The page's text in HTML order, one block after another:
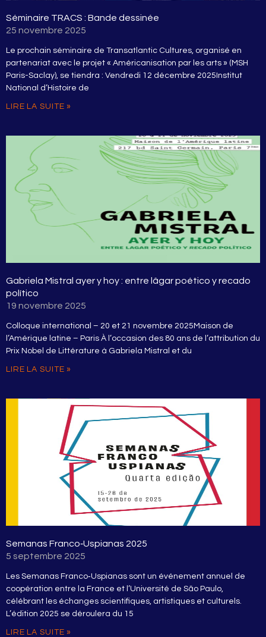
Séminaire TRACS : Bande dessinée
25 novembre 2025
Le prochain séminaire de Transatlantic Cultures, organisé en
partenariat avec le projet « Américanisation par les arts » (MSH
Paris-Saclay), se tiendra : Vendredi 12 décembre 2025Institut
National d’Histoire de
LIRE LA SUITE »
Gabriela Mistral ayer y hoy : entre lâgar poético y recado
político
19 novembre 2025
Colloque international – 20 et 21 novembre 2025Maison de
l’Amérique latine – Paris À l’occasion des 80 ans de l’attribution du
Prix Nobel de Littérature à Gabriela Mistral et du
LIRE LA SUITE »
Semanas Franco‑Uspianas 2025
5 septembre 2025
Les Semanas Franco‑Uspianas sont un événement annuel de
coopération entre la France et l’Université de São Paulo,
célébrant les échanges scientifiques, artistiques et culturels.
L’édition 2025 se déroulera du 15
LIRE LA SUITE »